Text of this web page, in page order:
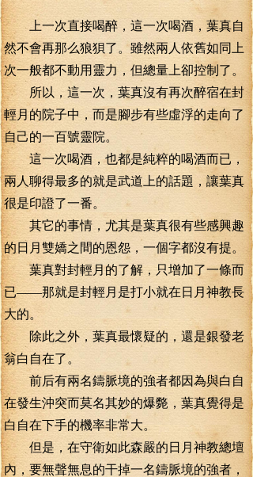
上一次直接喝醉，這一次喝酒，葉真自
然不會再那么狼狽了。雖然兩人依舊如同上
次一般都不動用靈力，但總量上卻控制了。
所以，這一次，葉真沒有再次醉宿在封
輕月的院子中，而是腳步有些虛浮的走向了
自己的一百號靈院。
這一次喝酒，也都是純粹的喝酒而已，
兩人聊得最多的就是武道上的話題，讓葉真
很是印證了一番。
其它的事情，尤其是葉真很有些感興趣
的日月雙嬌之間的恩怨，一個字都沒有提。
葉真對封輕月的了解，只增加了一條而
已——那就是封輕月是打小就在日月神教長
大的。
除此之外，葉真最懷疑的，還是銀發老
翁白自在了。
前后有兩名鑄脈境的強者都因為與白自
在發生沖突而莫名其妙的爆斃，葉真覺得是
白自在下手的機率非常大。
但是，在守衛如此森嚴的日月神教總壇
內，要無聲無息的干掉一名鑄脈境的強者，